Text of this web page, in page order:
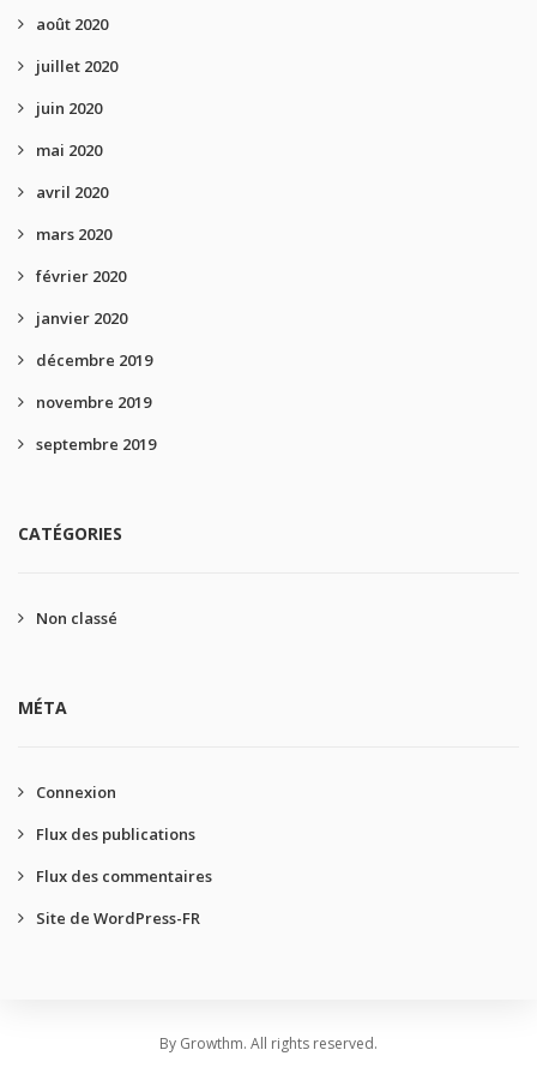
août 2020
juillet 2020
juin 2020
mai 2020
avril 2020
mars 2020
février 2020
janvier 2020
décembre 2019
novembre 2019
septembre 2019
CATÉGORIES
Non classé
MÉTA
Connexion
Flux des publications
Flux des commentaires
Site de WordPress-FR
By Growthm. All rights reserved.